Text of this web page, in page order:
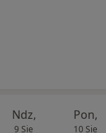
Ndz,
9 Sie
Pon,
10 Sie